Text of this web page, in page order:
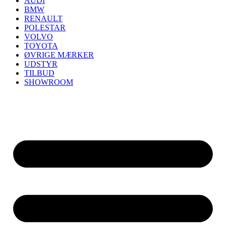
BMW
RENAULT
POLESTAR
VOLVO
TOYOTA
ØVRIGE MÆRKER
UDSTYR
TILBUD
SHOWROOM